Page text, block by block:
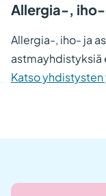
Allergia-,
Allergia-, iho- ja
astmayhdistyksiä
Katso